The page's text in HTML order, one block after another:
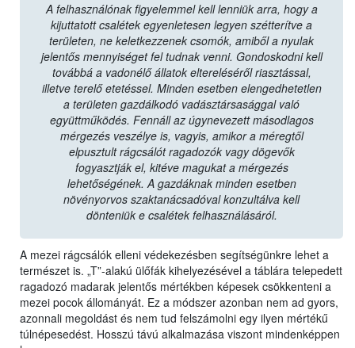
A felhasználónak figyelemmel kell lenniük arra, hogy a
kijuttatott csalétek egyenletesen legyen szétterítve a
területen, ne keletkezzenek csomók, amiből a nyulak
jelentős mennyiséget fel tudnak venni. Gondoskodni kell
továbbá a vadonélő állatok eltereléséről riasztással,
illetve terelő etetéssel. Minden esetben elengedhetetlen
a területen gazdálkodó vadásztársasággal való
együttműködés. Fennáll az úgynevezett másodlagos
mérgezés veszélye is, vagyis, amikor a méregtől
elpusztult rágcsálót ragadozók vagy dögevők
fogyasztják el, kitéve magukat a mérgezés
lehetőségének. A gazdáknak minden esetben
növényorvos szaktanácsadóval konzultálva kell
dönteniük e csalétek felhasználásáról.
A mezei rágcsálók elleni védekezésben segítségünkre lehet a
természet is. „T”-alakú ülőfák kihelyezésével a táblára telepedett
ragadozó madarak jelentős mértékben képesek csökkenteni a
mezei pocok állományát. Ez a módszer azonban nem ad gyors,
azonnali megoldást és nem tud felszámolni egy ilyen mértékű
túlnépesedést. Hosszú távú alkalmazása viszont mindenképpen